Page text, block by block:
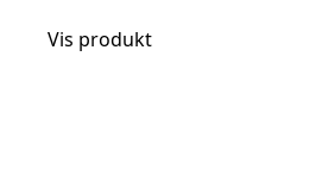
Vis produkt